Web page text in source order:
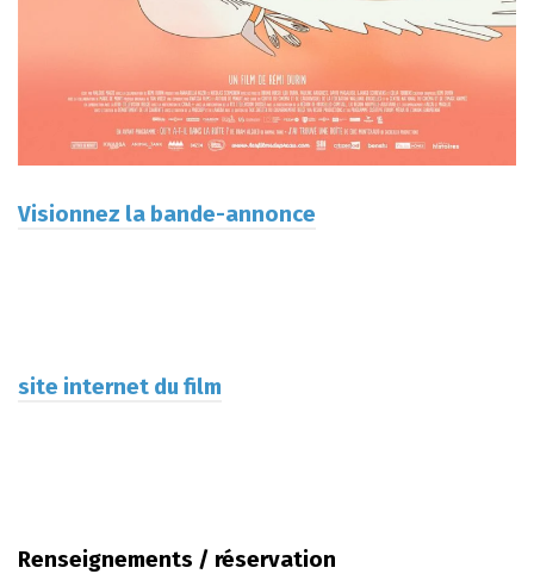
Visionnez la bande-annonce
site internet du film
Renseignements / réservation